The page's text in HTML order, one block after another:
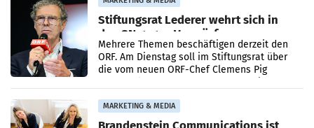
Stiftungsrat Lederer wehrt sich in
den SN gegen Vorwürfe
Mehrere Themen beschäftigen derzeit den
ORF. Am Dienstag soll im Stiftungsrat über
die vom neuen ORF-Chef Clemens Pig
MARKETING & MEDIA
Brandenstein Communications ist